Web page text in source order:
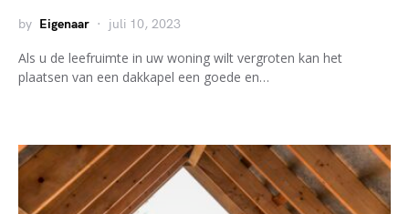
by Eigenaar juli 10, 2023
Als u de leefruimte in uw woning wilt vergroten kan het
plaatsen van een dakkapel een goede en…